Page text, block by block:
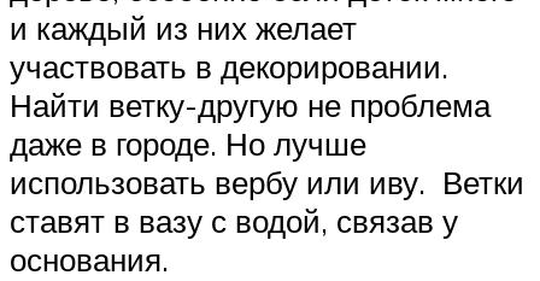
и каждый из них желает
участвовать в декорировании.
Найти ветку-другую не проблема
даже в городе. Но лучше
использовать вербу или иву. Ветки
ставят в вазу с водой, связав у
основания.